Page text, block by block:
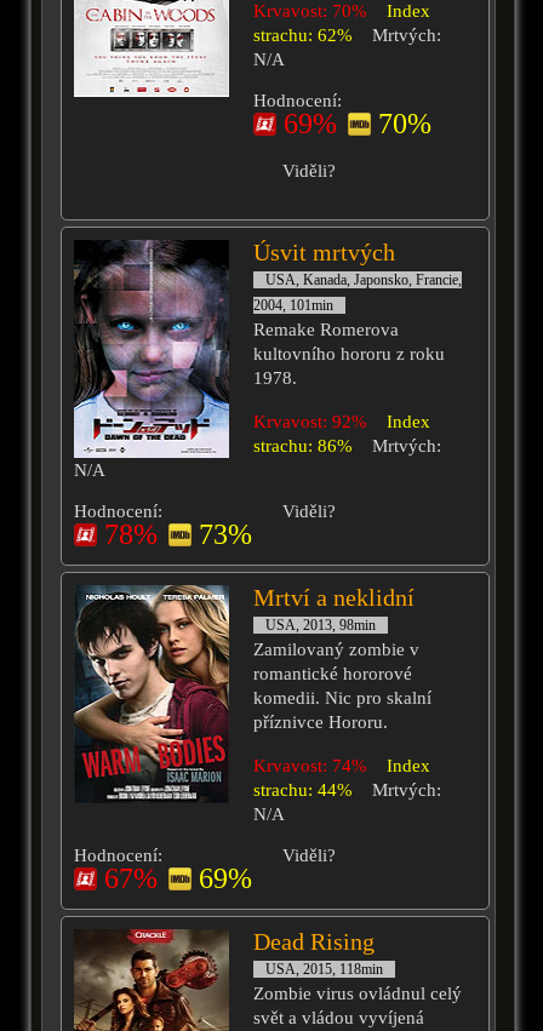
Krvavost: 70%
Index
strachu: 62%
Mrtvých:
N/A
Hodnocení:
69% 70%
Viděli?
Úsvit mrtvých
USA, Kanada, Japonsko, Francie,
2004, 101min
Remake Romerova
kultovního hororu z roku
1978.
Krvavost: 92%
Index
strachu: 86%
Mrtvých:
N/A
Hodnocení:
78% 73%
Viděli?
Mrtví a neklidní
USA, 2013, 98min
Zamilovaný zombie v
romantické hororové
komedii. Nic pro skalní
příznivce Hororu.
Krvavost: 74%
Index
strachu: 44%
Mrtvých:
N/A
Hodnocení:
67% 69%
Viděli?
Dead Rising
USA, 2015, 118min
Zombie virus ovládnul celý
svět a vládou vyvíjená